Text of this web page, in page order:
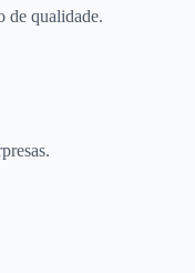
de qualidade.